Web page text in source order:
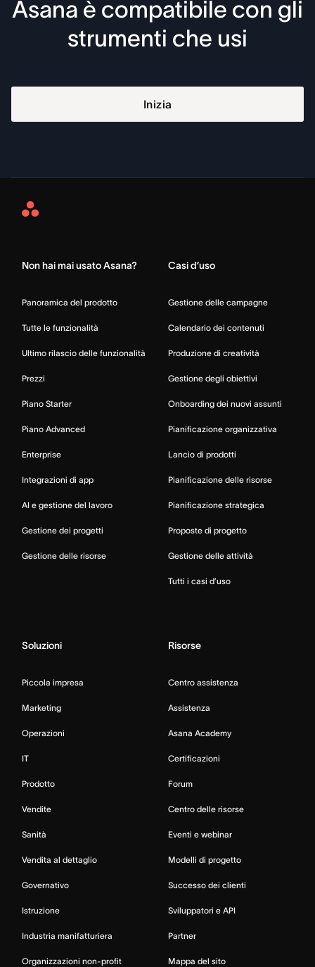
Asana è compatibile con gli
strumenti che usi
Inizia
Asana
Non hai mai usato Asana?
Panoramica del prodotto
Tutte le funzionalità
Ultimo rilascio delle funzionalità
Prezzi
Piano Starter
Piano Advanced
Enterprise
Integrazioni di app
AI e gestione del lavoro
Gestione dei progetti
Gestione delle risorse
Casi d’uso
Gestione delle campagne
Calendario dei contenuti
Produzione di creatività
Gestione degli obiettivi
Onboarding dei nuovi assunti
Pianificazione organizzativa
Lancio di prodotti
Pianificazione delle risorse
Pianificazione strategica
Proposte di progetto
Gestione delle attività
Tutti i casi d’uso
Soluzioni
Piccola impresa
Marketing
Operazioni
IT
Prodotto
Vendite
Sanità
Vendita al dettaglio
Governativo
Istruzione
Industria manifatturiera
Organizzazioni non-profit
Risorse
Centro assistenza
Assistenza
Asana Academy
Certificazioni
Forum
Centro delle risorse
Eventi e webinar
Modelli di progetto
Successo dei clienti
Sviluppatori e API
Partner
Mappa del sito